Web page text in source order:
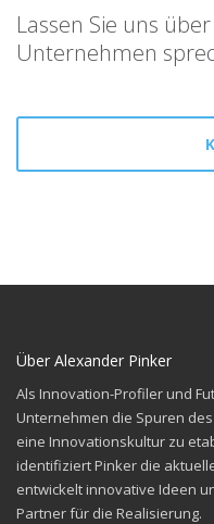
Lassen Sie uns
Unternehmen
Über Alexander Pinker
Als Innovation-Profiler und
Unternehmen die Spuren des
eine Innovationskultur zu
identifiziert Pinker die
entwickelt innovative Ideen
Partner für die Realisierung.